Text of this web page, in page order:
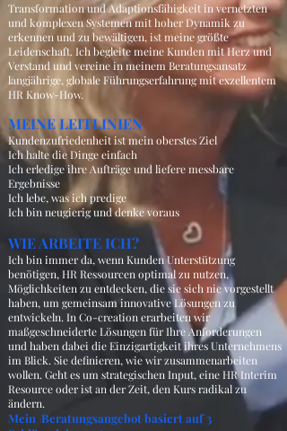
Transformation und Adaptionsfähigkeit in vernetzten
und komplexen Systemen mit hoher Dynamik zu
erkennen und zu bewältigen, ist meine größte
Leidenschaft. Ich begleite meine Kunden mit Herz und
Verstand und vereine in meinem Beratungsansatz
langjährige, globale Führungserfahrung mit exzellentem
HR Know-How.
MEINE LEITLINIEN
Kundenzufriedenheit ist mein oberstes Ziel
Ich halte die Dinge einfach
Ich erledige ihre Aufträge und liefere messbare
Ergebnisse
Ich lebe, was ich predige
Ich bin neugierig und denke voraus
WIE ARBEITE ICH?
Ich bin immer da, wenn Kunden Unterstützung
benötigen, HR Ressourcen optimal zu nutzen,
Möglichkeiten zu entdecken, die sie sich nie vorgestellt
haben, um gemeinsam innovative Lösungen zu
entwickeln. In Co-creation erarbeiten wir
maßgeschneiderte Lösungen für Ihre Anforderungen
und haben dabei die Einzigartigkeit ihres Unternehmens
im Blick. Sie definieren, wie wir zusammenarbeiten
wollen. Geht es um strategischen Input, eine HR Interim
Resource oder ist an der Zeit, den Kurs radikal zu
ändern.
Mein Beratungsangebot basiert auf 3